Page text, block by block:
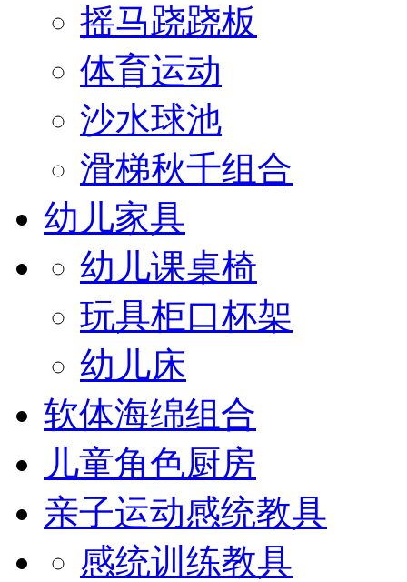
摇马跷跷板
体育运动
沙水球池
滑梯秋千组合
幼儿家具
幼儿课桌椅
玩具柜口杯架
幼儿床
软体海绵组合
儿童角色厨房
亲子运动感统教具
感统训练教具